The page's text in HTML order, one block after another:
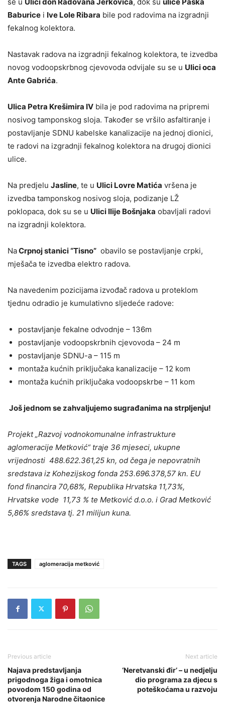
Baburice i Ive Lole Ribara bile pod radovima na izgradnji
fekalnog kolektora.
Nastavak radova na izgradnji fekalnog kolektora, te izvedba
novog vodoopskrbnog cjevovoda odvijale su se u Ulici oca
Ante Gabrića.
Ulica Petra Krešimira IV bila je pod radovima na pripremi
nosivog tamponskog sloja. Također se vršilo asfaltiranje i
postavljanje SDNU kabelske kanalizacije na jednoj dionici,
te radovi na izgradnji fekalnog kolektora na drugoj dionici
ulice.
Na predjelu Jasline, te u Ulici Lovre Matića vršena je
izvedba tamponskog nosivog sloja, podizanje LŽ
poklopaca, dok su se u Ulici Ilije Bošnjaka obavljali radovi
na izgradnji kolektora.
NaCrpnoj stanici “Tisno” obavilo se postavljanje crpki,
mješača te izvedba elektro radova.
Na navedenim pozicijama izvođač radova u proteklom
tjednu odradio je kumulativno sljedeće radove:
postavljanje fekalne odvodnje – 136m
postavljanje vodoopskrbnih cjevovoda – 24 m
postavljanje SDNU-a – 115 m
montaža kućnih priključaka kanalizacije – 12 kom
montaža kućnih priključaka vodoopskrbe – 11 kom
Još jednom se zahvaljujemo sugrađanima na strpljenju!
Projekt „Razvoj vodnokomunalne infrastrukture
aglomeracije Metković“ traje 36 mjeseci, ukupne
vrijednosti 488.622.361,25 kn, od čega je nepovratnih
sredstava iz Kohezijskog fonda 253.696.378,57 kn. EU
fond financira 70,68%, Republika Hrvatska 11,73%,
Hrvatske vode 11,73 % te Metković d.o.o. i Grad Metković
5,86% sredstava tj. 21 milijun kuna.
TAGS aglomeracija metković
Previous article
Najava predstavljanja
prigodnoga žiga i omotnica
povodom 150 godina od
otvorenja Narodne čitaonice
Next article
‘Neretvanski đir’ – u nedjelju
dio programa za djecu s
poteškoćama u razvoju